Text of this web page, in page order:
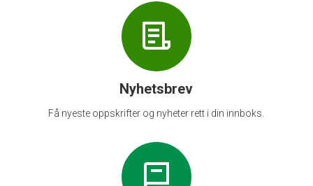
Nyhetsbrev
Få nyeste oppskrifter og nyheter rett i din innboks.